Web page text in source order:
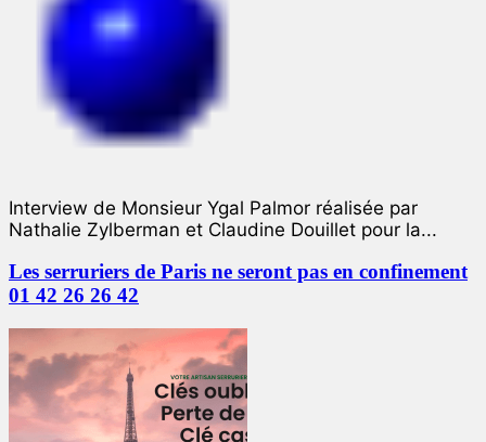
Interview de Monsieur Ygal Palmor réalisée par
Nathalie Zylberman et Claudine Douillet pour la...
Les serruriers de Paris ne seront pas en confinement
01 42 26 26 42